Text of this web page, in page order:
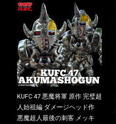
KUFC 47 悪魔将軍 原作 完璧超
人始祖編 ダメージヘッド作
悪魔超人最後の刺客 メッキ